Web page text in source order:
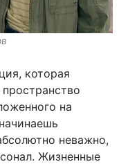
которая
на
неважно,
Жизненные